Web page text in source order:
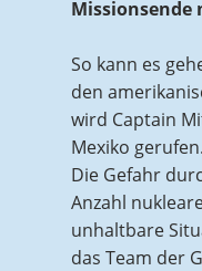
Missionsende
So kann es
den
wird Captain
Mexiko
Die Gefahr
Anzahl
unhaltbare
das Team der